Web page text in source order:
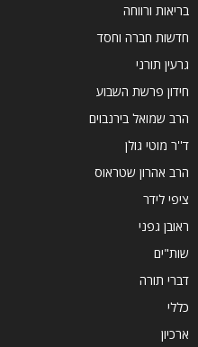
בריאות ורווחה
חדשות חברה וחסד
גרעין תורני
חידון פרשת השבוע
הרב שמואל בירנבוים
ד''ר מוטי גולן
הרב אהרון שטראוס
ציפי לידר
ראובן גפני
שות"ים
דברי תורה
כללי
ארכיון